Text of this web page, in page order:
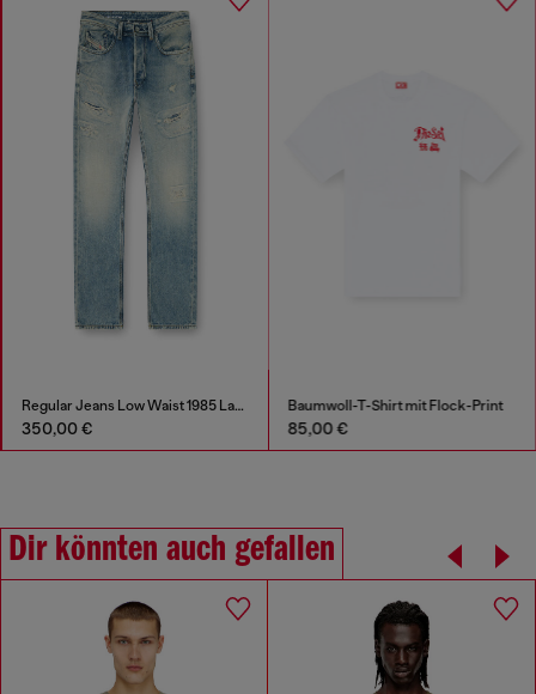
Regular Jeans Low Waist 1985 Larkee
350,00 €
Baumwoll-T-Shirt mit Flock-Print
85,00 €
Dir könnten auch gefallen